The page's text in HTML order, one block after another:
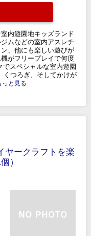
内遊園地キッズランド
ムなどの室内アスレチ
、他にも楽しい遊びが
がフリープレイで何度
スペシャルな室内遊園
くつろぎ、そしてかけが
っと見る
ヤークラフトを楽
）